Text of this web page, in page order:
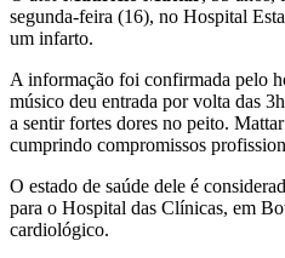
segunda-feira (16), no Hospital
um infarto.
A informação foi confirmada pelo
músico deu entrada por volta das
a sentir fortes dores no peito.
cumprindo compromissos
O estado de saúde dele é
para o Hospital das Clínicas, em
cardiológico.